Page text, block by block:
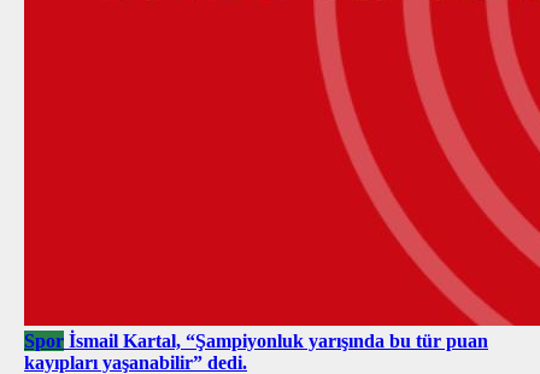
Spor İsmail Kartal, “Şampiyonluk yarışında bu tür puan
kayıpları yaşanabilir” dedi.